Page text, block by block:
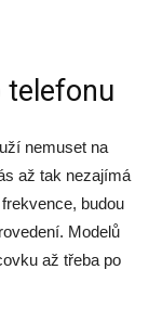
telefonu
nemuset na
až tak nezajímá
budou
Modelů
až třeba po